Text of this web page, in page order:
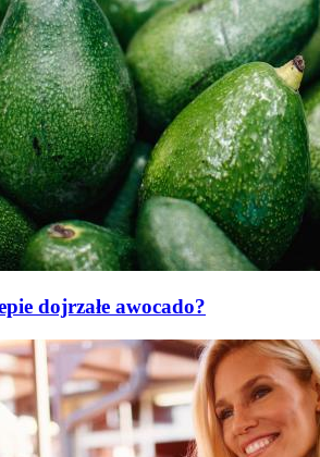
dojrzałe awocado?